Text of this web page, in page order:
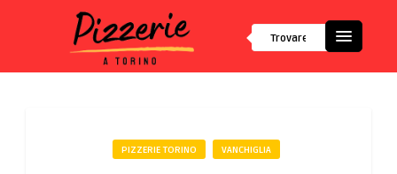
PIZZERIE TORINO VANCHIGLIA